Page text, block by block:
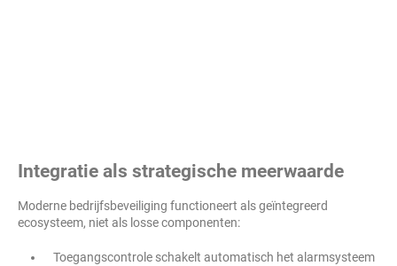
Integratie als strategische meerwaarde
Moderne bedrijfsbeveiliging functioneert als geïntegreerd
ecosysteem, niet als losse componenten:
Toegangscontrole schakelt automatisch het alarmsysteem